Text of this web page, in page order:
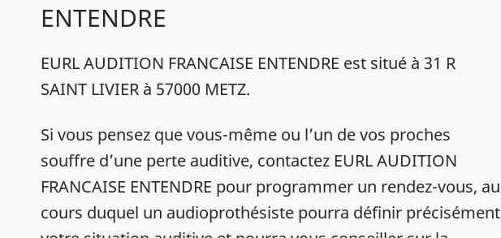
ENTENDRE
EURL AUDITION FRANCAISE ENTENDRE est situé à 31 R
SAINT LIVIER à 57000 METZ.
Si vous pensez que vous-même ou l’un de vos proches
souffre d’une perte auditive, contactez EURL AUDITION
FRANCAISE ENTENDRE pour programmer un rendez-vous, au
cours duquel un audioprothésiste pourra définir précisément